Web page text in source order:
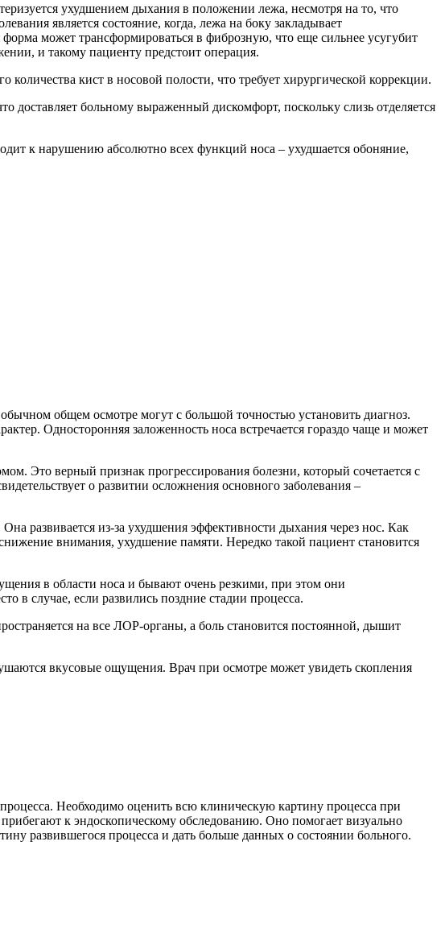
ухудшением дыхания в положении лежа, несмотря на то, что
является состояние, когда, лежа на боку закладывает
может трансформироваться в фиброзную, что еще сильнее усугубит
и такому пациенту предстоит операция.
кист в носовой полости, что требует хирургической коррекции.
доставляет больному выраженный дискомфорт, поскольку слизь отделяется
к нарушению абсолютно всех функций носа – ухудшается обоняние,
общем осмотре могут с большой точностью установить диагноз.
Односторонняя заложенность носа встречается гораздо чаще и может
Это верный признак прогрессирования болезни, который сочетается с
о развитии осложнения основного заболевания –
развивается из-за ухудшения эффективности дыхания через нос. Как
внимания, ухудшение памяти. Нередко такой пациент становится
в области носа и бывают очень резкими, при этом они
в случае, если развились поздние стадии процесса.
на все ЛОР-органы, а боль становится постоянной, дышит
вкусовые ощущения. Врач при осмотре может увидеть скопления
Необходимо оценить всю клиническую картину процесса при
к эндоскопическому обследованию. Оно помогает визуально
развившегося процесса и дать больше данных о состоянии больного.